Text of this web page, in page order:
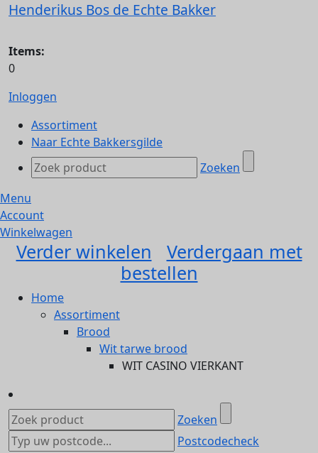
Henderikus Bos de Echte Bakker
Items:
0
Inloggen
Assortiment
Naar Echte Bakkersgilde
Zoeken
Menu
Account
Winkelwagen
Verder winkelen
Verdergaan met
bestellen
Home
Assortiment
Brood
Wit tarwe brood
WIT CASINO VIERKANT
Zoeken
Postcodecheck